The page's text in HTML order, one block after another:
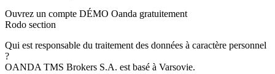
Ouvrez un compte DÉMO Oanda gratuitement
Rodo section
Qui est responsable du traitement des données à caractère personnel
?
OANDA TMS Brokers S.A. est basé à Varsovie.